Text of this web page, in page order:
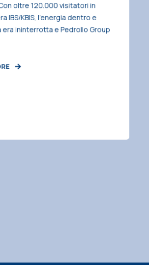
oltre 120.000 visitatori in
IBS/KBIS, l'energia dentro e
era ininterrotta e Pedrollo Group